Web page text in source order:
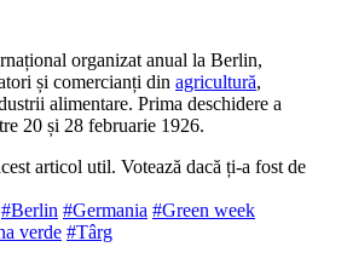
organizat anual la Berlin,
și comercianți din agricultură,
alimentare. Prima deschidere a
20 și 28 februarie 1926.
articol util. Votează dacă ți-a fost de
#Berlin #Germania #Green week
verde #Târg